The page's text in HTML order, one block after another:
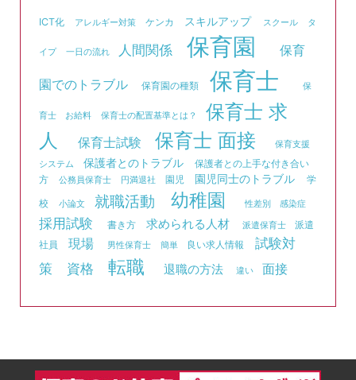
ICT化 アレルギー対策 ケンカ スキルアップ スクール タ
イプ 一日の流れ 人間関係 保育園 保育
園でのトラブル 保育園の種類 保育士 保
育士 お給料 保育士の配置基準とは？
保育士 求
人
保育士試験 保育士 面接
保育支援
システム
保護者とのトラブル
保護者との上手な付き合い
方
公務員保育士 円満退社 園児 園児同士のトラブル
学
校
小論文 就職活動 幼稚園 性差別 感染症
採用試験 書き方 求められる人材 派遣保育士
派遣
社員
現場 男性保育士 簡単 良い求人情報
試験対
策
資格 転職 退職の方法 違い 面接